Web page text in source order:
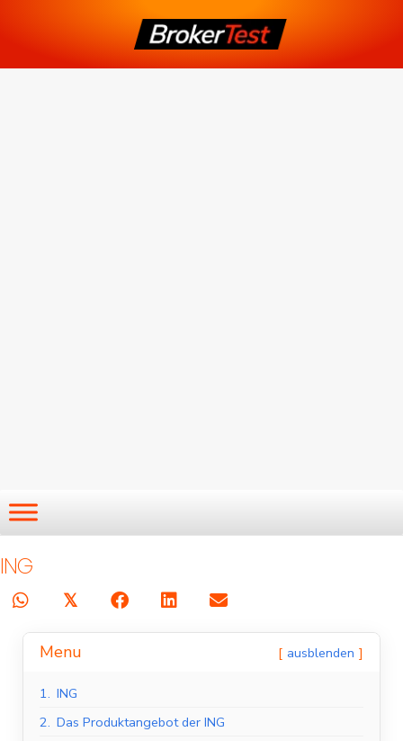
ING
𝕏
Menu ausblenden
1. ING
2. Das Produktangebot der ING